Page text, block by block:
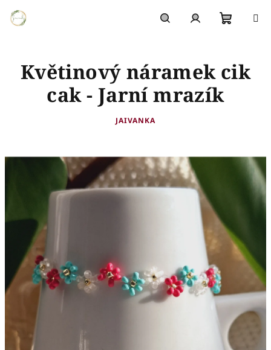
obsah
košík
Květinový náramek cik
cak - Jarní mrazík
JAIVANKA